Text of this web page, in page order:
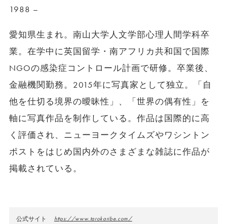
1988 –
愛知県生まれ。南山大学人文学部心理人間学科卒
業。在学中に英国留学・南アフリカ共和国で国際
NGOの感染症コントロール計画で研修。卒業後、
金融機関勤務。2015年に写真家として独立。「自
他を仕切る境界の曖昧性」、「世界の偶有性」を
軸に写真作品を制作している。作品は国際的に高
く評価され、ニューヨークタイムズやワシントン
ポストをはじめ国内外のさまざまな雑誌に作品が
掲載されている。
公式サイト https://www.tarokaribe.com/